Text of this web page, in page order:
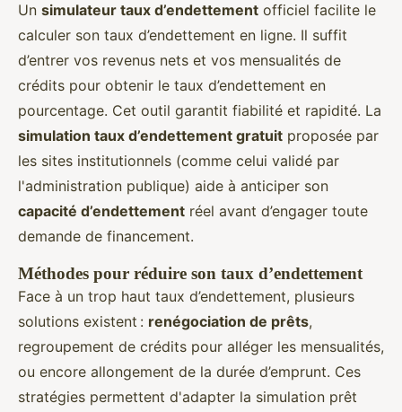
Un simulateur taux d’endettement officiel facilite le
calculer son taux d’endettement en ligne. Il suffit
d’entrer vos revenus nets et vos mensualités de
crédits pour obtenir le taux d’endettement en
pourcentage. Cet outil garantit fiabilité et rapidité. La
simulation taux d’endettement gratuit proposée par
les sites institutionnels (comme celui validé par
l'administration publique) aide à anticiper son
capacité d’endettement réel avant d’engager toute
demande de financement.
Méthodes pour réduire son taux d’endettement
Face à un trop haut taux d’endettement, plusieurs
solutions existent : renégociation de prêts,
regroupement de crédits pour alléger les mensualités,
ou encore allongement de la durée d’emprunt. Ces
stratégies permettent d'adapter la simulation prêt